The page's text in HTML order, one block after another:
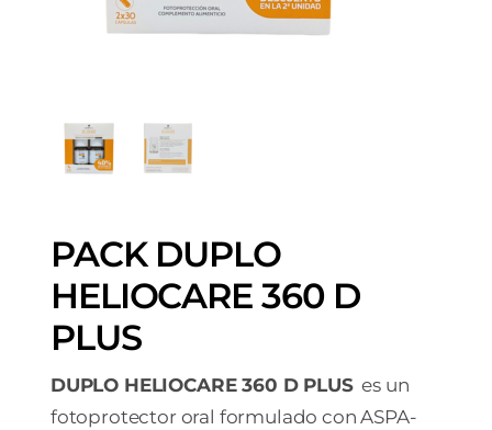
PACK DUPLO
HELIOCARE 360 D
PLUS
DUPLO HELIOCARE 360 D PLUSes un
fotoprotector oral formulado con ASPA-